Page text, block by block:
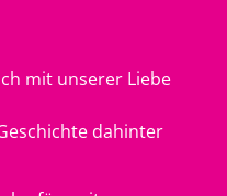
mit unserer Liebe
dahinter